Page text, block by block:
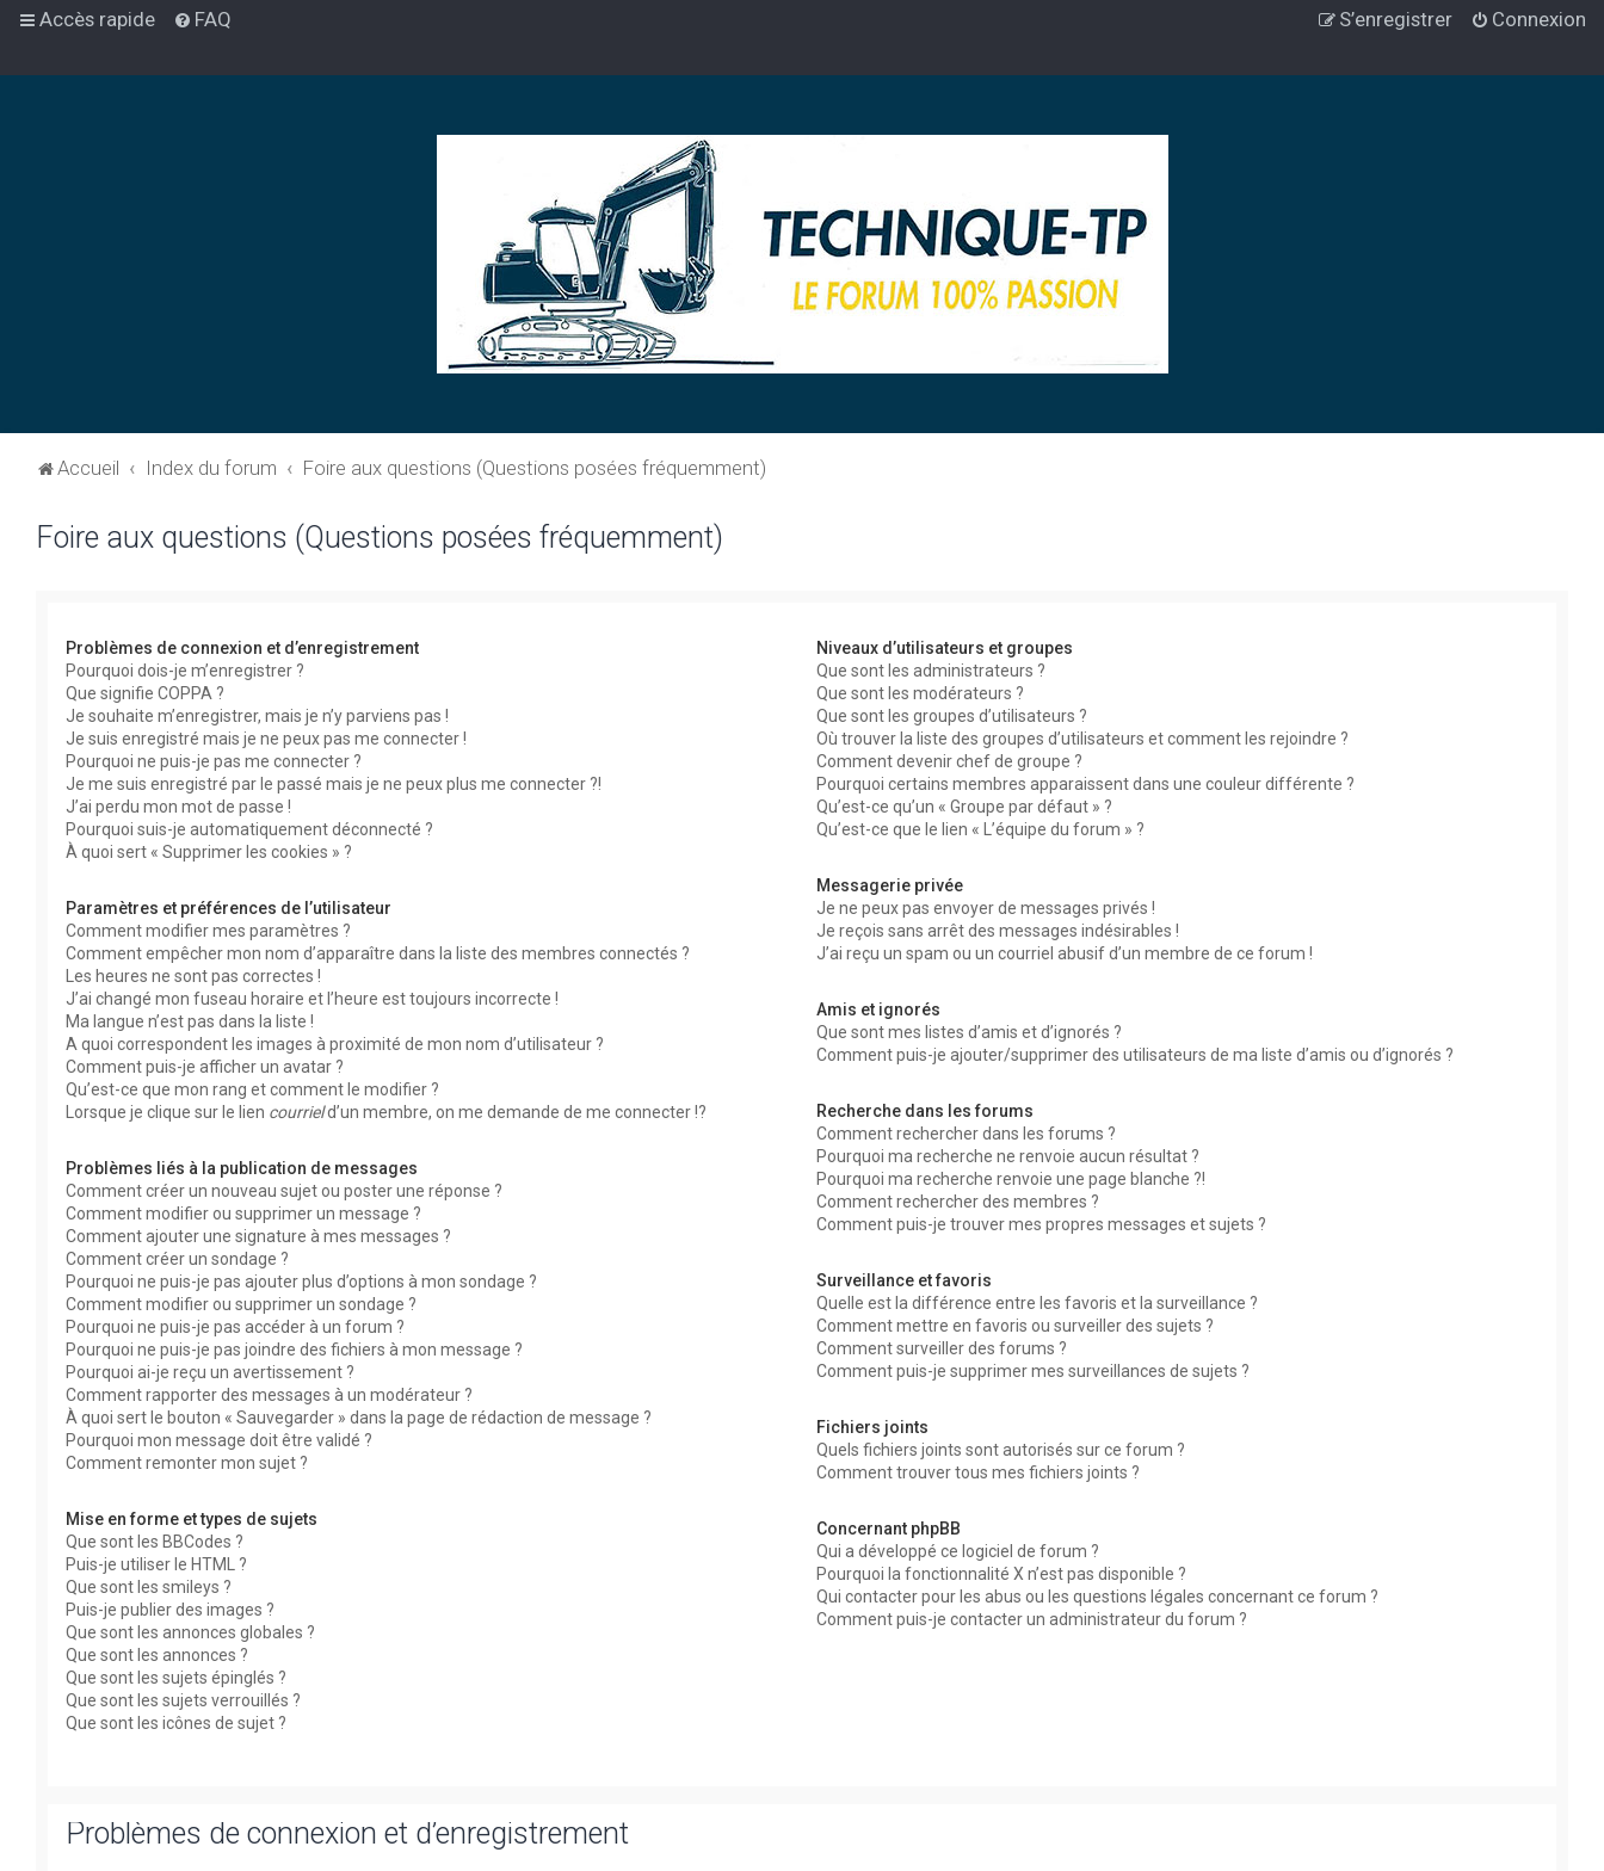
Accès rapide FAQ Connexion
S’enregistrer
Accueil Index du forum Foire aux questions (Questions posées fréquemment)
Foire aux questions (Questions posées fréquemment)
Problèmes de connexion et d’enregistrement
Pourquoi dois-je m’enregistrer ?
Que signifie COPPA ?
Je souhaite m’enregistrer, mais je n’y parviens pas !
Je suis enregistré mais je ne peux pas me connecter !
Pourquoi ne puis-je pas me connecter ?
Je me suis enregistré par le passé mais je ne peux plus me connecter ?!
J’ai perdu mon mot de passe !
Pourquoi suis-je automatiquement déconnecté ?
À quoi sert « Supprimer les cookies » ?
Paramètres et préférences de l’utilisateur
Comment modifier mes paramètres ?
Comment empêcher mon nom d’apparaître dans la liste des membres connectés ?
Les heures ne sont pas correctes !
J’ai changé mon fuseau horaire et l’heure est toujours incorrecte !
Ma langue n’est pas dans la liste !
A quoi correspondent les images à proximité de mon nom d’utilisateur ?
Comment puis-je afficher un avatar ?
Qu’est-ce que mon rang et comment le modifier ?
Lorsque je clique sur le lien courrield’un membre, on me demande de me connecter !?
Problèmes liés à la publication de messages
Comment créer un nouveau sujet ou poster une réponse ?
Comment modifier ou supprimer un message ?
Comment ajouter une signature à mes messages ?
Comment créer un sondage ?
Pourquoi ne puis-je pas ajouter plus d’options à mon sondage ?
Comment modifier ou supprimer un sondage ?
Pourquoi ne puis-je pas accéder à un forum ?
Pourquoi ne puis-je pas joindre des fichiers à mon message ?
Pourquoi ai-je reçu un avertissement ?
Comment rapporter des messages à un modérateur ?
À quoi sert le bouton « Sauvegarder » dans la page de rédaction de message ?
Pourquoi mon message doit être validé ?
Comment remonter mon sujet ?
Mise en forme et types de sujets
Que sont les BBCodes ?
Puis-je utiliser le HTML ?
Que sont les smileys ?
Puis-je publier des images ?
Que sont les annonces globales ?
Que sont les annonces ?
Que sont les sujets épinglés ?
Que sont les sujets verrouillés ?
Que sont les icônes de sujet ?
Niveaux d’utilisateurs et groupes
Que sont les administrateurs ?
Que sont les modérateurs ?
Que sont les groupes d’utilisateurs ?
Où trouver la liste des groupes d’utilisateurs et comment les rejoindre ?
Comment devenir chef de groupe ?
Pourquoi certains membres apparaissent dans une couleur différente ?
Qu’est-ce qu’un « Groupe par défaut » ?
Qu’est-ce que le lien « L’équipe du forum » ?
Messagerie privée
Je ne peux pas envoyer de messages privés !
Je reçois sans arrêt des messages indésirables !
J’ai reçu un spam ou un courriel abusif d’un membre de ce forum !
Amis et ignorés
Que sont mes listes d’amis et d’ignorés ?
Comment puis-je ajouter/supprimer des utilisateurs de ma liste d’amis ou d’ignorés ?
Recherche dans les forums
Comment rechercher dans les forums ?
Pourquoi ma recherche ne renvoie aucun résultat ?
Pourquoi ma recherche renvoie une page blanche ?!
Comment rechercher des membres ?
Comment puis-je trouver mes propres messages et sujets ?
Surveillance et favoris
Quelle est la différence entre les favoris et la surveillance ?
Comment mettre en favoris ou surveiller des sujets ?
Comment surveiller des forums ?
Comment puis-je supprimer mes surveillances de sujets ?
Fichiers joints
Quels fichiers joints sont autorisés sur ce forum ?
Comment trouver tous mes fichiers joints ?
Concernant phpBB
Qui a développé ce logiciel de forum ?
Pourquoi la fonctionnalité X n’est pas disponible ?
Qui contacter pour les abus ou les questions légales concernant ce forum ?
Comment puis-je contacter un administrateur du forum ?
Problèmes de connexion et d’enregistrement